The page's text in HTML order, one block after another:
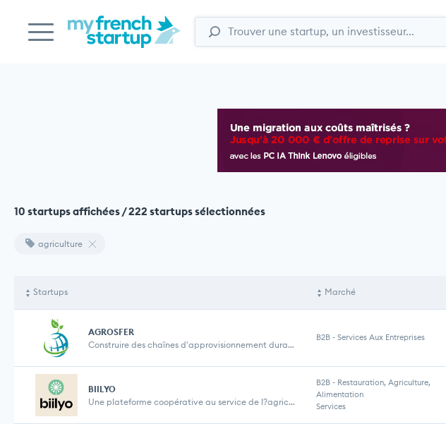
10 startups affichées / 222 startups sélectionnées
agriculture
Startups Marché
AGROSFER
Construire des chaînes d'approvisionnement durabl...
B2B - Services Aux Entreprises
BIILYO
Une plateforme coopérative au service de l?agricu...
B2B - Restauration, Agriculture,
Alimentation
Services